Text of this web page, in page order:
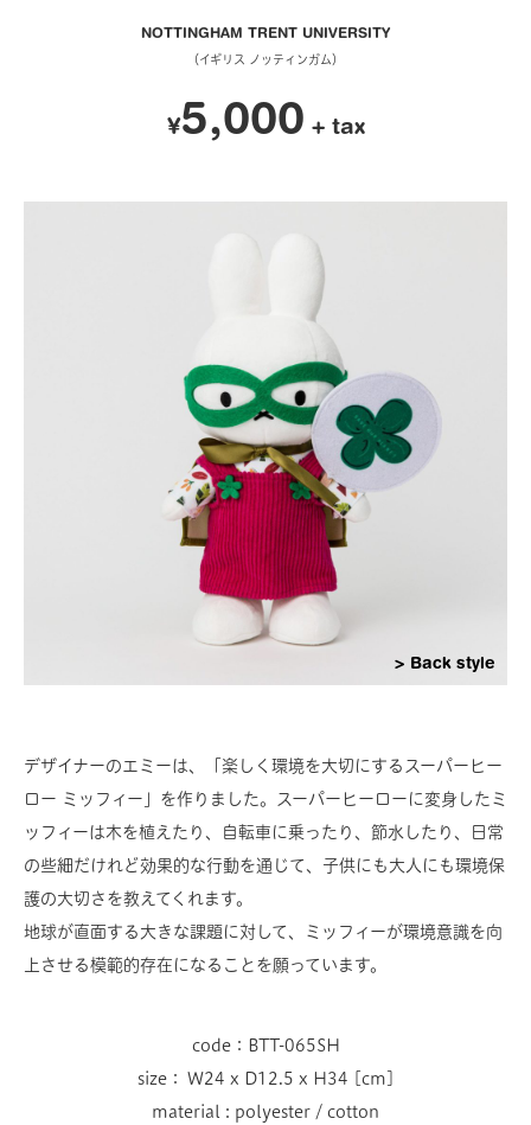
NOTTINGHAM TRENT UNIVERSITY
（イギリス ノッティンガム）
¥5,000 + tax
Back style
デザイナーのエミーは、「楽しく環境を大切にするスーパーヒー
ロー ミッフィー」を作りました。スーパーヒーローに変身したミ
ッフィーは木を植えたり、自転車に乗ったり、節水したり、日常
の些細だけれど効果的な行動を通じて、子供にも大人にも環境保
護の大切さを教えてくれます。
地球が直面する大きな課題に対して、ミッフィーが環境意識を向
上させる模範的存在になることを願っています。
code：BTT-065SH
size： W24 x D12.5 x H34 [cm]
material : polyester / cotton